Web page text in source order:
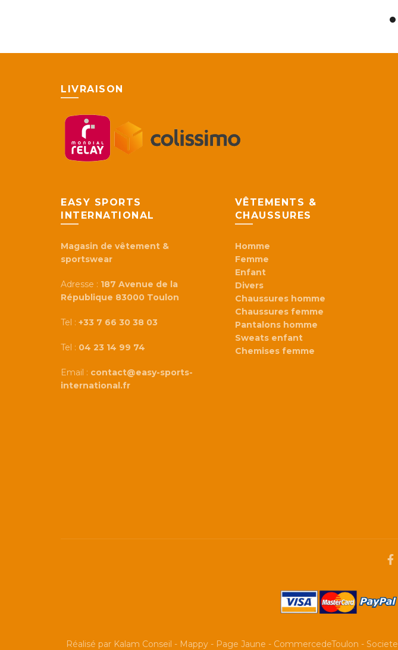
LIVRAISON
EASY SPORTS
INTERNATIONAL
Magasin de vêtement &
sportswear
Adresse : 187 Avenue de la
République 83000 Toulon
Tel : +33 7 66 30 38 03
Tel : 04 23 14 99 74
Email : contact@easy-sports-
international.fr
VÊTEMENTS &
CHAUSSURES
Homme
Femme
Enfant
Divers
Chaussures homme
Chaussures femme
Pantalons homme
Sweats enfant
Chemises femme
Réalisé par Kalam Conseil - Mappy- Page Jaune - CommercedeToulon -